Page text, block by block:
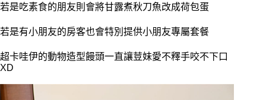
若是吃素食的朋友則會將甘露煮秋刀魚改成荷包蛋
若是有小朋友的房客也會特別提供小朋友專屬套餐
超卡哇伊的動物造型饅頭一直讓荳妹愛不釋手咬不下口
XD